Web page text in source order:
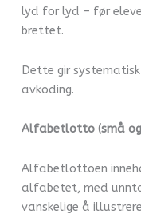
lyd for lyd – før
brettet.
Dette gir
avkoding.
Alfabetlotto (små
Alfabetlottoen
alfabetet, med
vanskelige å